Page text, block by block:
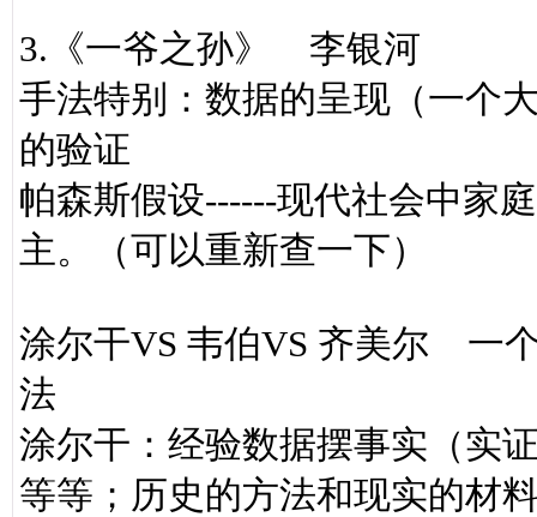
3.《一爷之孙》 李银河
手法特别：数据的呈现（一个
的验证
帕森斯假设------现代社会中家
主。（可以重新查一下）
涂尔干VS 韦伯VS 齐美尔 一
法
涂尔干：经验数据摆事实（实
等等；历史的方法和现实的材